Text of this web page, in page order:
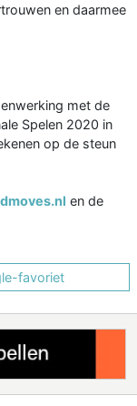
en daarmee
met de
Spelen 2020 in
op de steun
en de
favoriet